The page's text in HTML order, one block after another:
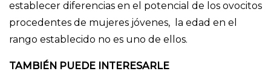
establecer diferencias en el potencial de los ovocitos
procedentes de mujeres jóvenes, la edad en el
rango establecido no es uno de ellos.
TAMBIÉN PUEDE INTERESARLE